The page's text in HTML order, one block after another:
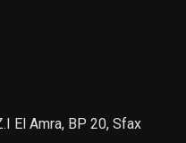
El Amra, BP 20, Sfax